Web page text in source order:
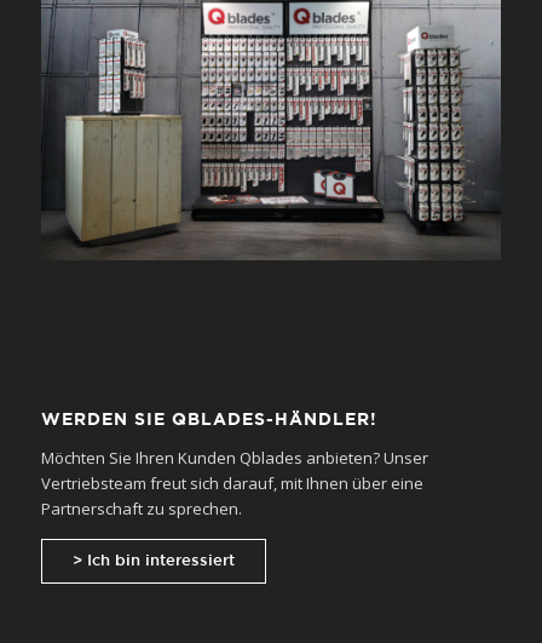
WERDEN SIE QBLADES-HÄNDLER!
Möchten Sie Ihren Kunden Qblades anbieten? Unser
Vertriebsteam freut sich darauf, mit Ihnen über eine
Partnerschaft zu sprechen.
> Ich bin interessiert